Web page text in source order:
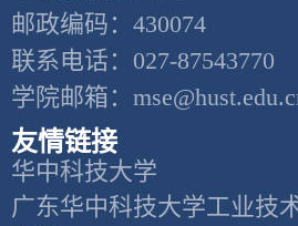
邮政编码：430074
联系电话：027-87543770
学院邮箱：
友情链接
华中科技大学
广东华中科技大学工业技